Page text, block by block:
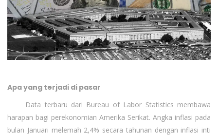
Apa yang terjadi di pasar
Data terbaru dari Bureau of Labor Statistics membawa
harapan bagi perekonomian Amerika Serikat. Angka inflasi pada
bulan Januari melemah 2,4% secara tahunan dengan inflasi inti